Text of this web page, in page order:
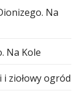
Na
Na Kole
i ziołowy ogród